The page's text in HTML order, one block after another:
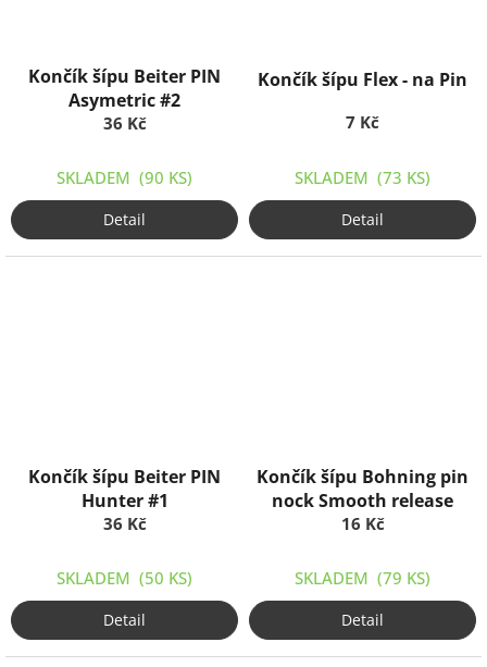
Končík šípu Beiter PIN
Asymetric #2
36 Kč
SKLADEM (90 KS)
Detail
Končík šípu Flex - na Pin
7 Kč
SKLADEM (73 KS)
Detail
Končík šípu Beiter PIN
Hunter #1
36 Kč
SKLADEM (50 KS)
Detail
Končík šípu Bohning pin
nock Smooth release
16 Kč
SKLADEM (79 KS)
Detail